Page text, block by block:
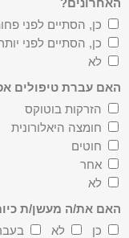
האחרונים?
כן, הסתיים לפני
כן, הסתיים לפני
לא
האם עברת טיפולים
הזרקות בוטוקס
חומצה היאלורונית
חוטים
אחר
לא
האם את/ה מעשן/ת
כן
לא